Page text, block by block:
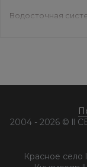
Водосточная
следующих
2004 - 2026 © ll
Красное село